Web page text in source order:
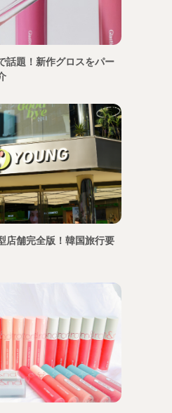
話題！新作グロスをパー
店舗完全版！韓国旅行要